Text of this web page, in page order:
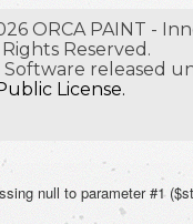
ORCA PAINT -
Reserved.
Software released
License.
null to parameter #1